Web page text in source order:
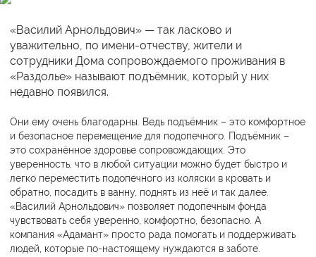
«Василий Арнольдович» — так ласково и
уважительно, по имени-отчеству, жители и
сотрудники Дома сопровождаемого проживания в
«Раздолье» называют подъёмник, который у них
недавно появился.
Они ему очень благодарны. Ведь подъёмник – это комфортное
и безопасное перемещение для подопечного. Подъёмник –
это сохранённое здоровье сопровождающих. Это
уверенность, что в любой ситуации можно будет быстро и
легко переместить подопечного из коляски в кровать и
обратно, посадить в ванну, поднять из неё и так далее.
«Василий Арнольдович» позволяет подопечным фонда
чувствовать себя уверенно, комфортно, безопасно. А
компания «Адамант» просто рада помогать и поддерживать
людей, которые по-настоящему нуждаются в заботе.